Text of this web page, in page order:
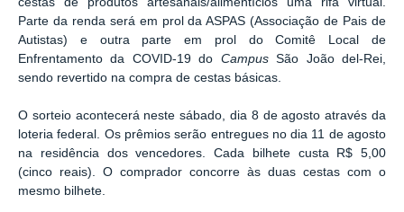
Parte da renda será em prol da ASPAS (Associação de Pais de
Autistas) e outra parte em prol do Comitê Local de
Enfrentamento da COVID-19 do CampusSão João del-Rei,
sendo revertido na compra de cestas básicas.
O sorteio acontecerá neste sábado, dia 8 de agosto através da
loteria federal. Os prêmios serão entregues no dia 11 de agosto
na residência dos vencedores. Cada bilhete custa R$ 5,00
(cinco reais). O comprador concorre às duas cestas com o
mesmo bilhete.